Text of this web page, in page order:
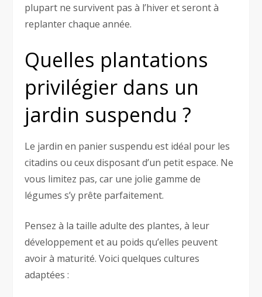
plupart ne survivent pas à l’hiver et seront à
replanter chaque année.
Quelles plantations
privilégier dans un
jardin suspendu ?
Le jardin en panier suspendu est idéal pour les
citadins ou ceux disposant d’un petit espace. Ne
vous limitez pas, car une jolie gamme de
légumes s’y prête parfaitement.
Pensez à la taille adulte des plantes, à leur
développement et au poids qu’elles peuvent
avoir à maturité. Voici quelques cultures
adaptées :